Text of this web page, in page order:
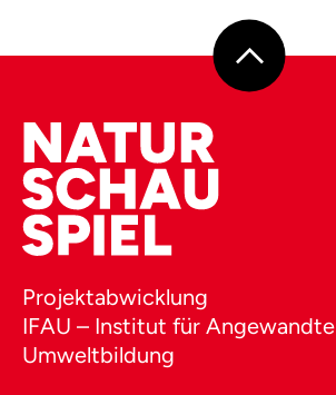
Projektabwicklung
IFAU – Institut für Angewandte
Umweltbildung